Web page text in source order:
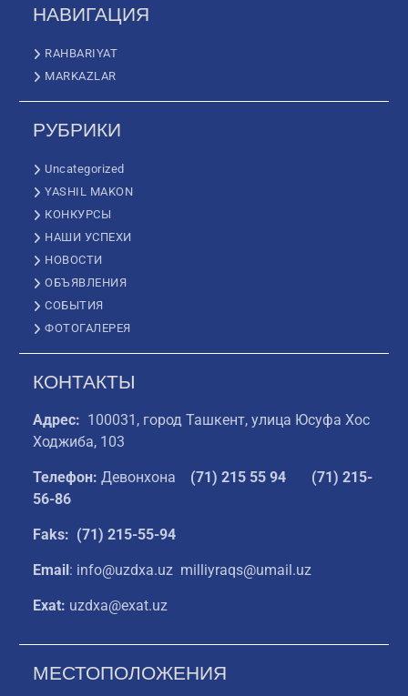
НАВИГАЦИЯ
RAHBARIYAT
MARKAZLAR
РУБРИКИ
Uncategorized
YASHIL MAKON
КОНКУРСЫ
НАШИ УСПЕХИ
НОВОСТИ
ОБЪЯВЛЕНИЯ
СОБЫТИЯ
ФОТОГАЛЕРЕЯ
КОНТАКТЫ
Адрес: 100031, город Ташкент, улица Юсуфа Хос
Ходжиба, 103
Телефон: Девонхона (71) 215 55 94
(71) 215-
56-86
Faks: (71) 215-55-94
Email: info@uzdxa.uz milliyraqs@umail.uz
Exat: uzdxa@exat.uz
МЕСТОПОЛОЖЕНИЯ